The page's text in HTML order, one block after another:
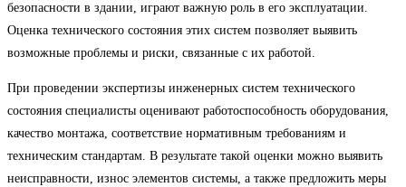
безопасности в здании, играют важную роль в его эксплуатации.
Оценка технического состояния этих систем позволяет выявить
возможные проблемы и риски, связанные с их работой.
При проведении экспертизы инженерных систем технического
состояния специалисты оценивают работоспособность оборудования,
качество монтажа, соответствие нормативным требованиям и
техническим стандартам. В результате такой оценки можно выявить
неисправности, износ элементов системы, а также предложить меры